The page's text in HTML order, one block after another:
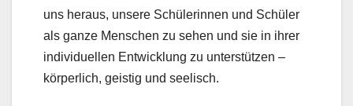
uns heraus, unsere Schülerinnen und Schüler
als ganze Menschen zu sehen und sie in ihrer
individuellen Entwicklung zu unterstützen –
körperlich, geistig und seelisch.